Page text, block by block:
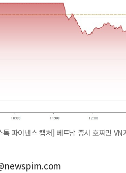
톡 파이낸스 캡처] 베트남 증시 호찌민 VN